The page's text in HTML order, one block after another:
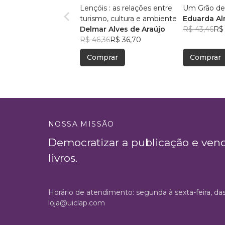
Lençóis : as relações entre
turismo, cultura e ambiente
Delmar Alves de Araújo
R$ 46,36R$ 36,70
Comprar
Um Grão
Eduarda
R$ 43,46
Comprar
NOSSA MISSÃO
Democratizar a publicação e
livros.
Horário de atendimento: segunda à sexta-feira,
loja@uiclap.com